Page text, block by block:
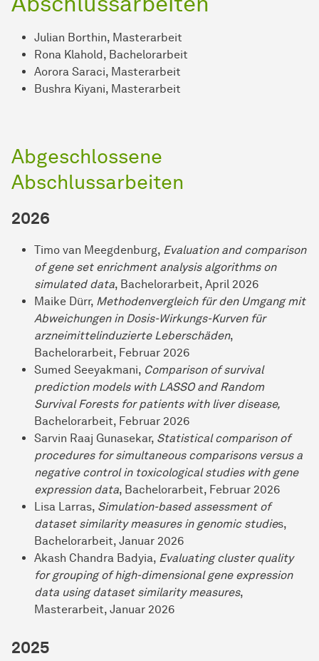
Julian Borthin, Masterarbeit
Rona Klahold, Bachelorarbeit
Aorora Saraci, Masterarbeit
Bushra Kiyani, Masterarbeit
Abgeschlossene
Abschlussarbeiten
2026
Timo van Meegdenburg, Evaluation and comparison
of gene set enrichment analysis algorithms on
simulated data, Bachelorarbeit, April 2026
Maike Dürr, Methodenvergleich für den Umgang mit
Abweichungen in Dosis-Wirkungs-Kurven für
arzneimittelinduzierte Leberschäden,
Bachelorarbeit, Februar 2026
Sumed Seeyakmani, Comparison of survival
prediction models with LASSO and Random
Survival Forests for patients with liver disease,
Bachelorarbeit, Februar 2026
Sarvin Raaj Gunasekar, Statistical comparison of
procedures for simultaneous comparisons versus a
negative control in toxicological studies with gene
expression data, Bachelorarbeit, Februar 2026
Lisa Larras, Simulation-based assessment of
dataset similarity measures in genomic studies,
Bachelorarbeit, Januar 2026
Akash Chandra Badyia, Evaluating cluster quality
for grouping of high-dimensional gene expression
data using dataset similarity measures,
Masterarbeit, Januar 2026
2025